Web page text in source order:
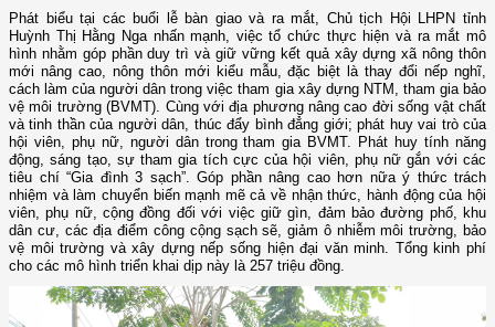
Phát biểu tại các buổi lễ bàn giao và ra mắt, Chủ tịch Hội LHPN tỉnh
Huỳnh Thị Hằng Nga nhấn mạnh, việc tổ chức thực hiện và ra mắt mô
hình nhằm góp phần duy trì và giữ vững kết quả xây dựng xã nông thôn
mới nâng cao, nông thôn mới kiểu mẫu, đặc biệt là thay đổi nếp nghĩ,
cách làm của người dân trong việc tham gia xây dựng NTM, tham gia bảo
vệ môi trường (BVMT). Cùng với địa phương nâng cao đời sống vật chất
và tinh thần của người dân, thúc đẩy bình đẳng giới; phát huy vai trò của
hội viên, phụ nữ, người dân trong tham gia BVMT. Phát huy tính năng
động, sáng tạo, sự tham gia tích cực của hội viên, phụ nữ gắn với các
tiêu chí “Gia đình 3 sạch”. Góp phần nâng cao hơn nữa ý thức trách
nhiệm và làm chuyển biến mạnh mẽ cả về nhận thức, hành động của hội
viên, phụ nữ, cộng đồng đối với việc giữ gìn, đảm bảo đường phố, khu
dân cư, các địa điểm công cộng sạch sẽ, giảm ô nhiễm môi trường, bảo
vệ môi trường và xây dựng nếp sống hiện đại văn minh. Tổng kinh phí
cho các mô hình triển khai dịp này là 257 triệu đồng.